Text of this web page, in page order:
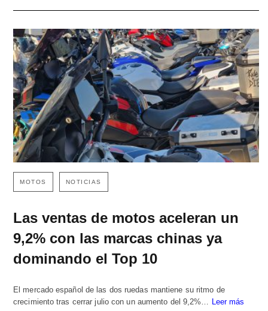
MOTOS NOTICIAS
Las ventas de motos aceleran un
9,2% con las marcas chinas ya
dominando el Top 10
El mercado español de las dos ruedas mantiene su ritmo de
crecimiento tras cerrar julio con un aumento del 9,2%…
Leer más